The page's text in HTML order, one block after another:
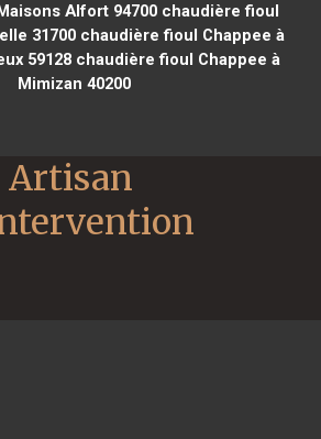
Alfort 94700chaudière fioul
31700chaudière fioul Chappee à
59128 chaudière fioul Chappee à
Mimizan 40200
Artisan